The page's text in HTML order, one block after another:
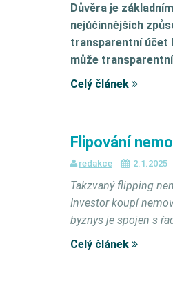
Důvěra je
nejúčinnějších
transparentní účet
může
Celý článek
Flipování
redakce 2.1.2025
Takzvaný flipping
Investor koupí
byznys je spojen s
Celý článek